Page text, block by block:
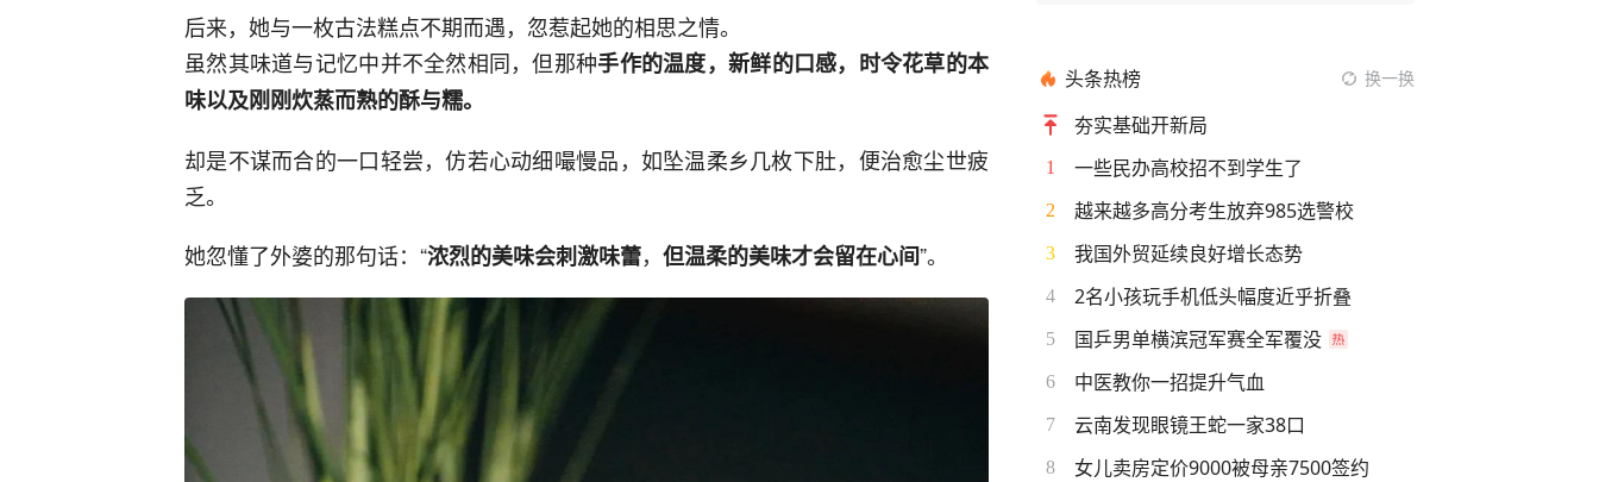
后来，她与一枚古法糕点不期而遇，忽惹起她的相思之情。
虽然其味道与记忆中并不全然相同，但那种手作的温度，新鲜的口感，时令花草的本
味以及刚刚炊蒸而熟的酥与糯。
却是不谋而合的一口轻尝，仿若心动细嘬慢品，如坠温柔乡几枚下肚，便治愈尘世疲
乏。
她忽懂了外婆的那句话：“浓烈的美味会刺激味蕾， 但温柔的美味才会留在心间”。
头条热榜 换一换
夯实基础开新局
1 一些民办高校招不到学生了
2 越来越多高分考生放弃985选警校
3 我国外贸延续良好增长态势
4 2名小孩玩手机低头幅度近乎折叠
5 国乒男单横滨冠军赛全军覆没
6 中医教你一招提升气血
7 云南发现眼镜王蛇一家38口
8 女儿卖房定价9000被母亲7500签约